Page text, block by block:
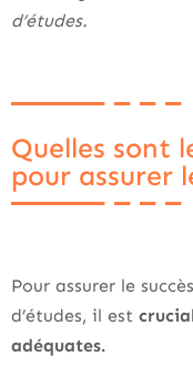
d’études.
Quelles sont
pour assurer
Pour assurer le
d’études, il est
adéquates.